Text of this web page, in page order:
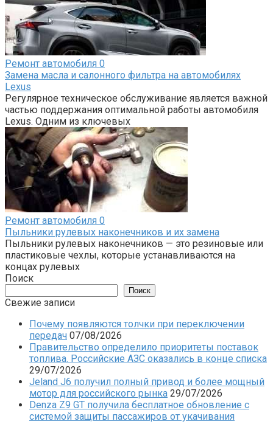
Ремонт автомобиля 0
Замена масла и салонного фильтра на автомобилях
Lexus
Регулярное техническое обслуживание является важной
частью поддержания оптимальной работы автомобиля
Lexus. Одним из ключевых
Ремонт автомобиля 0
Пыльники рулевых наконечников и их замена
Пыльники рулевых наконечников — это резиновые или
пластиковые чехлы, которые устанавливаются на
концах рулевых
Поиск
Поиск
Свежие записи
Почему появляются толчки при переключении
передач 07/08/2026
Правительство определило приоритеты поставок
топлива. Российские АЗС оказались в конце списка
29/07/2026
Jeland J6 получил полный привод и более мощный
мотор для российского рынка 29/07/2026
Denza Z9 GT получила бесплатное обновление с
системой защиты пассажиров от укачивания